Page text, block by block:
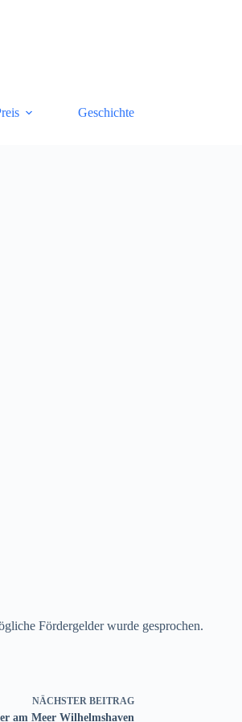
Geschichte
Fördergelder wurde gesprochen.
NÄCHSTER BEITRAG
am Meer Wilhelmshaven